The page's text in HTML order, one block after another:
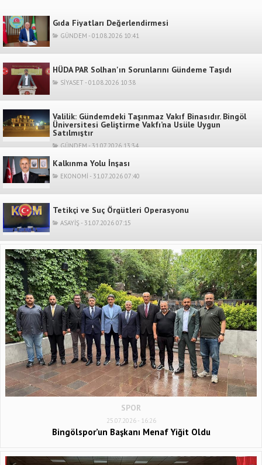
Gıda Fiyatları Değerlendirmesi
GÜNDEM - 01.08.2026 10:41
HÜDA PAR Solhan'ın Sorunlarını Gündeme Taşıdı
SİYASET - 01.08.2026 10:38
Valilik: Gündemdeki Taşınmaz Vakıf Binasıdır. Bingöl
Üniversitesi Geliştirme Vakfı’na Usüle Uygun
Satılmıştır
GÜNDEM - 31.07.2026 13:34
Kalkınma Yolu İnşası
EKONOMİ - 31.07.2026 07:40
Tetikçi ve Suç Örgütleri Operasyonu
ASAYİŞ - 31.07.2026 07:15
SPOR
25.07.2026 - 16:26
Bingölspor’un Başkanı Menaf Yiğit Oldu